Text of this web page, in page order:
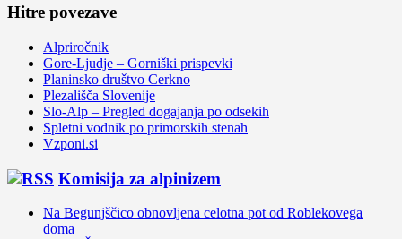
Hitre povezave
Alpriročnik
Gore-Ljudje – Gorniški prispevki
Planinsko društvo Cerkno
Plezališča Slovenije
Slo-Alp – Pregled dogajanja po odsekih
Spletni vodnik po primorskih stenah
Vzponi.si
Komisija za alpinizem
Na Begunjščico obnovljena celotna pot od Roblekovega
doma